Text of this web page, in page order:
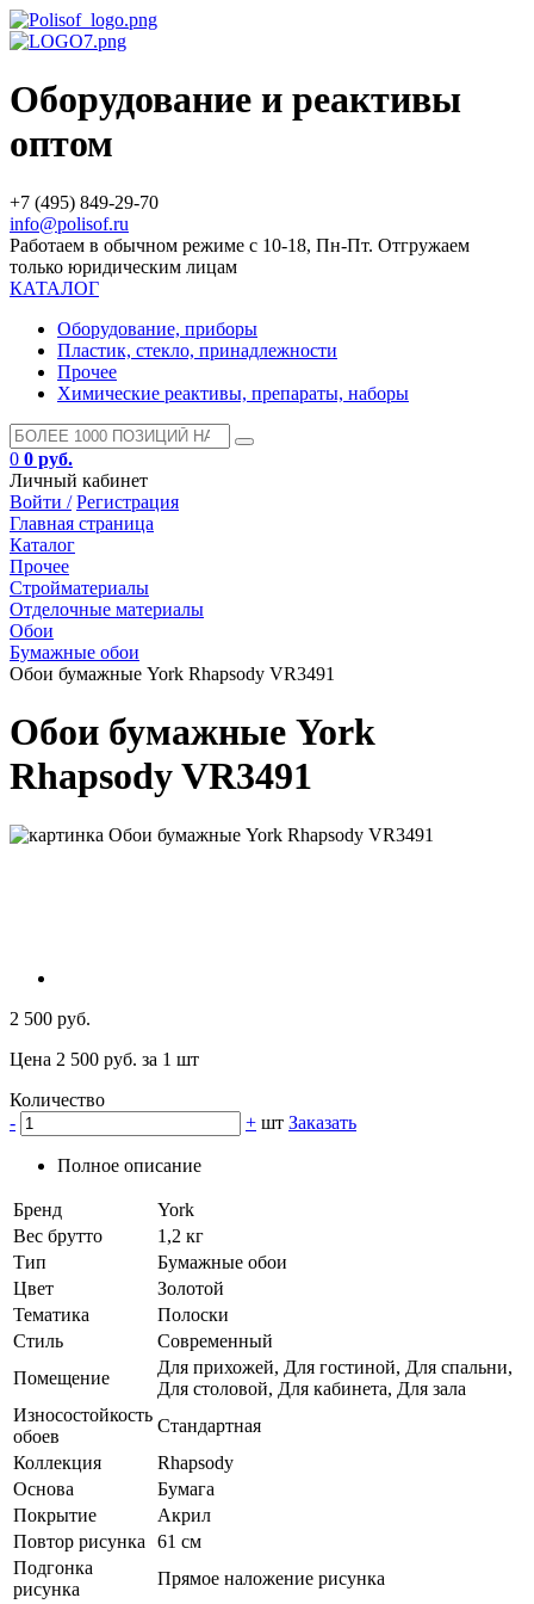
Оборудование и реактивы
оптом
+7 (495) 849-29-70
info@polisof.ru
Работаем в обычном режиме с 10-18, Пн-Пт. Отгружаем
только юридическим лицам
КАТАЛОГ
Оборудование, приборы
Пластик, стекло, принадлежности
Прочее
Химические реактивы, препараты, наборы
0 0 руб.
Личный кабинет
Войти / Регистрация
Главная страница
Каталог
Прочее
Стройматериалы
Отделочные материалы
Обои
Бумажные обои
Обои бумажные York Rhapsody VR3491
Обои бумажные York
Rhapsody VR3491
2 500 руб.
Цена 2 500 руб. за 1 шт
Количество
-
+ шт Заказать
Полное описание
Бренд
York
Вес брутто
1,2 кг
Тип
Бумажные обои
Цвет
Золотой
Тематика
Полоски
Стиль
Современный
Помещение
Для прихожей, Для гостиной, Для спальни,
Для столовой, Для кабинета, Для зала
Износостойкость
обоев
Стандартная
Коллекция
Rhapsody
Основа
Бумага
Покрытие
Акрил
Повтор рисунка
61 см
Подгонка
рисунка
Прямое наложение рисунка